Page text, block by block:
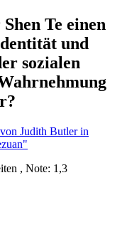
Te einen
und
sozialen
, Note: 1,3